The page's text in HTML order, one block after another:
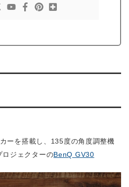
ーを搭載し、135度の角度調整機
ロジェクターのBenQ GV30